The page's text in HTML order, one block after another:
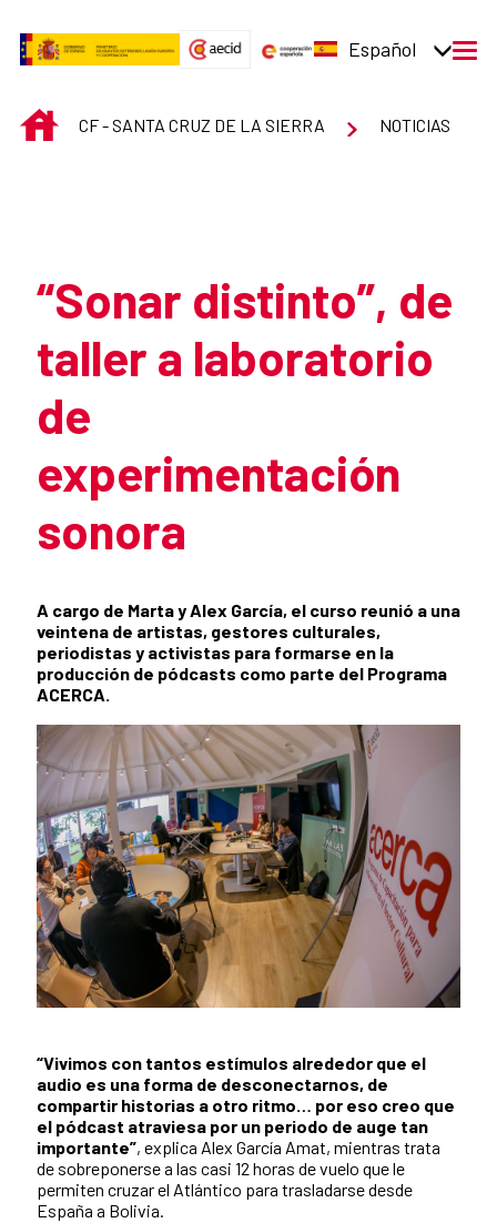
Español
INICIOCF - SANTA CRUZ DE LA SIERRA NOTICIAS
“Sonar distinto”, de
taller a laboratorio
de
experimentación
sonora
A cargo de Marta y Alex García, el curso reunió a una
veintena de artistas, gestores culturales,
periodistas y activistas para formarse en la
producción de pódcasts como parte del Programa
ACERCA.
Contenido de la noticia
“Vivimos con tantos estímulos alrededor que el
audio es una forma de desconectarnos, de
compartir historias a otro ritmo… por eso creo que
el pódcast atraviesa por un periodo de auge tan
importante”, explica Alex García Amat, mientras trata
de sobreponerse a las casi 12 horas de vuelo que le
permiten cruzar el Atlántico para trasladarse desde
España a Bolivia.